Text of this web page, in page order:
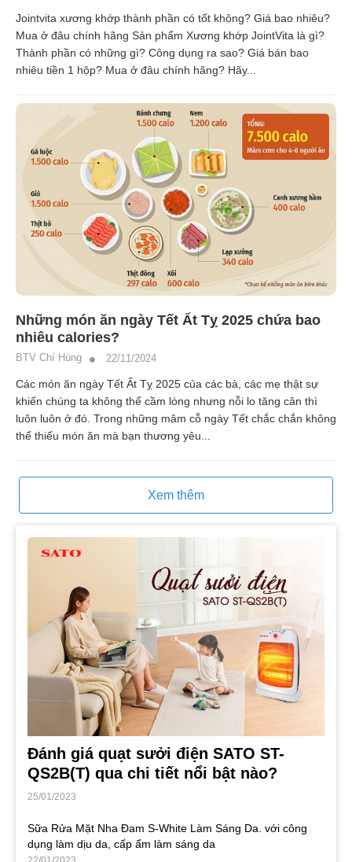
Jointvita xương khớp thành phần có tốt không? Giá bao nhiêu?
Mua ở đâu chính hãng Sản phẩm Xương khớp JointVita là gì?
Thành phần có những gì? Công dụng ra sao? Giá bán bao
nhiêu tiền 1 hộp? Mua ở đâu chính hãng? Hãy...
Những món ăn ngày Tết Ất Tỵ 2025 chứa bao
nhiêu calories?
BTV Chí Hùng 22/11/2024
Các món ăn ngày Tết Ất Tỵ 2025 của các bà, các mẹ thật sự
khiến chúng ta không thể cầm lòng nhưng nỗi lo tăng cân thì
luôn luôn ở đó. Trong những mâm cỗ ngày Tết chắc chắn không
thể thiếu món ăn mà bạn thương yêu...
Xem thêm
Đánh giá quạt sưởi điện SATO ST-
QS2B(T) qua chi tiết nổi bật nào?
25/01/2023
Sữa Rửa Mặt Nha Đam S-White Làm Sáng Da. với công
dụng làm dịu da, cấp ẩm làm sáng da